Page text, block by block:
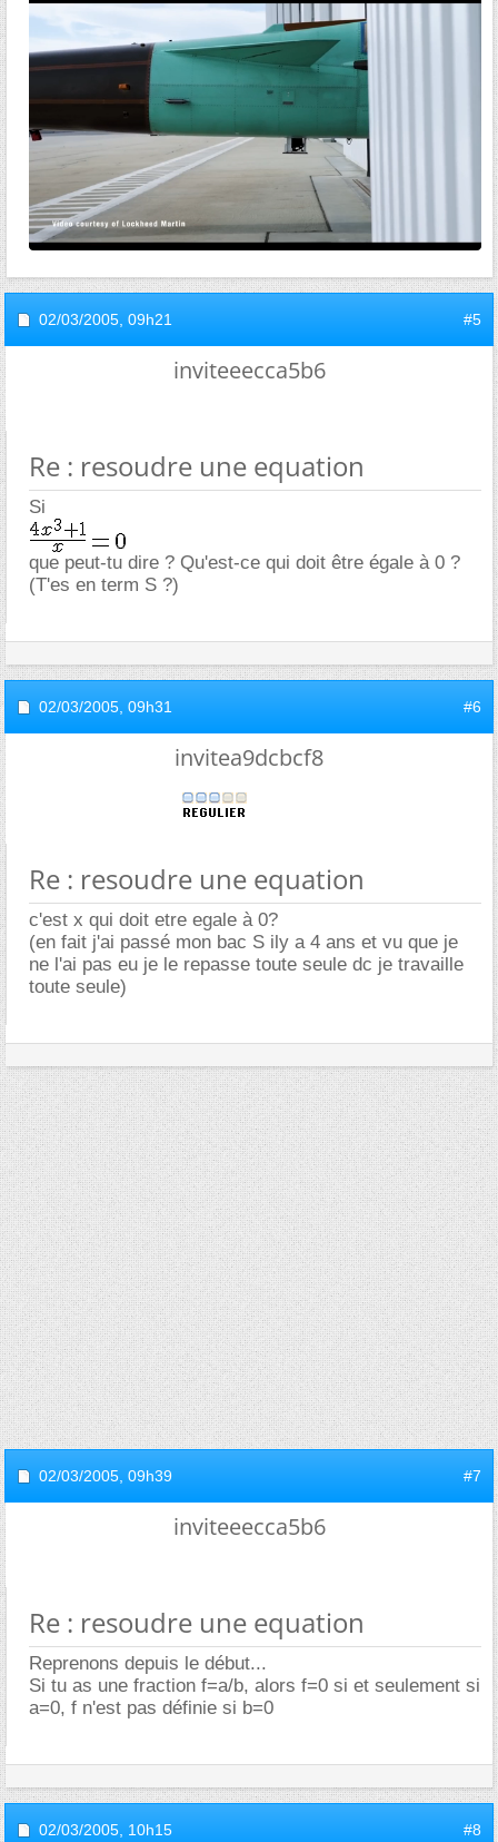
02/03/2005, 09h21 #5
inviteeecca5b6
Re : resoudre une equation
Si
que peut-tu dire ? Qu'est-ce qui doit être égale à 0 ?
(T'es en term S ?)
02/03/2005, 09h31 #6
invitea9dcbcf8
Re : resoudre une equation
c'est x qui doit etre egale à 0?
(en fait j'ai passé mon bac S ily a 4 ans et vu que je
ne l'ai pas eu je le repasse toute seule dc je travaille
toute seule)
02/03/2005, 09h39 #7
inviteeecca5b6
Re : resoudre une equation
Reprenons depuis le début...
Si tu as une fraction f=a/b, alors f=0 si et seulement si
a=0, f n'est pas définie si b=0
02/03/2005, 10h15 #8